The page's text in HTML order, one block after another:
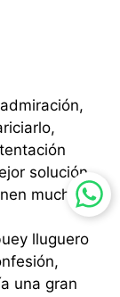
solución,
mucha
lluguero
una gran